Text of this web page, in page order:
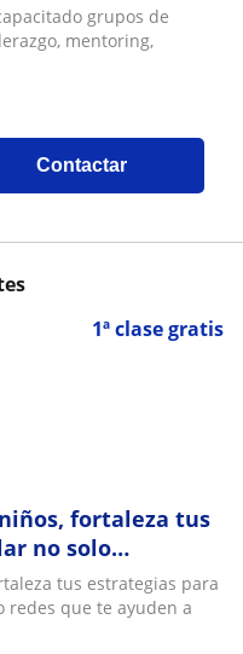
grupos de
mentoring,
Contactar
1ª clase gratis
fortaleza tus
no solo
te ayuden a crecer
tus estrategias para
redes que te ayuden a